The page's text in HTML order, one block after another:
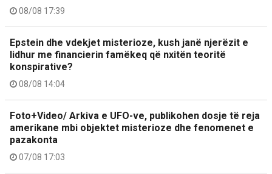
08/08 17:39
Epstein dhe vdekjet misterioze, kush janë njerëzit e
lidhur me financierin famëkeq që nxitën teoritë
konspirative?
08/08 14:04
Foto+Video/ Arkiva e UFO-ve, publikohen dosje të reja
amerikane mbi objektet misterioze dhe fenomenet e
pazakonta
07/08 17:03